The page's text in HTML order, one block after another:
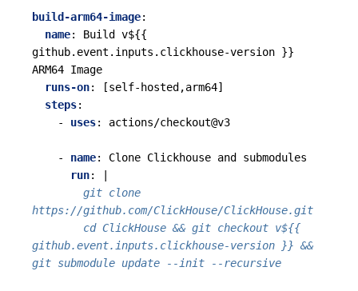
build-arm64-image:
name:
Build v${{
github.event.inputs.clickhouse-version }}
ARM64 Image
runs-on: [self-hosted,arm64]
steps:
- uses: actions/checkout@v3
- name:
Clone Clickhouse and submodules
run:
github.event.inputs.clickhouse-version }} &&
git submodule update --init --recursive